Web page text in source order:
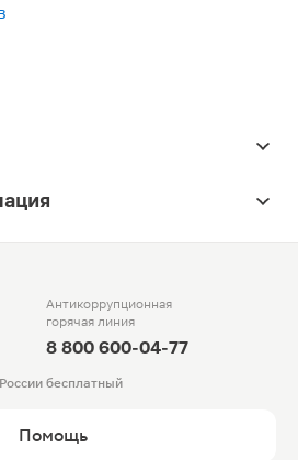
Антикоррупционная
горячая линия
8 800 600-04-77
бесплатный
Помощь